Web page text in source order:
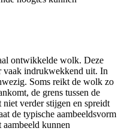
ontwikkelde wolk. Deze
vaak indrukwekkend uit. In
Soms reikt de wolk zo
de grens tussen de
niet verder stijgen en spreidt
de typische aambeeldsvorm
kunnen